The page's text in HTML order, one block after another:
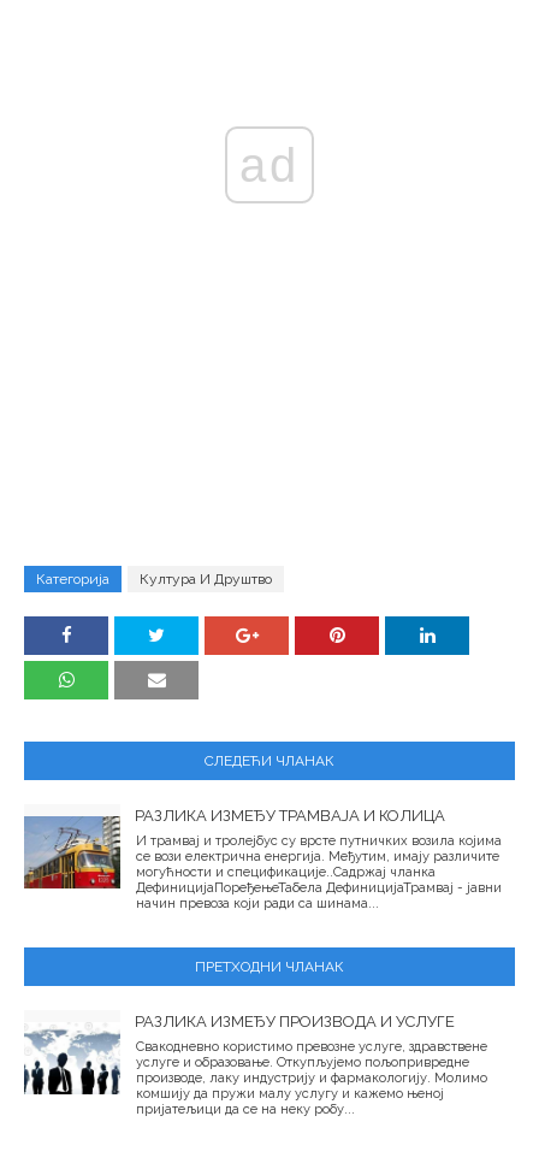
ad
Категорија Култура И Друштво
СЛЕДЕЋИ ЧЛАНАК
РАЗЛИКА ИЗМЕЂУ ТРАМВАЈА И КОЛИЦА
И трамвај и тролејбус су врсте путничких возила којима
се вози електрична енергија. Међутим, имају различите
могућности и спецификације..Садржај чланка
ДефиницијаПоређењеТабела ДефиницијаТрамвај - јавни
начин превоза који ради са шинама...
ПРЕТХОДНИ ЧЛАНАК
РАЗЛИКА ИЗМЕЂУ ПРОИЗВОДА И УСЛУГЕ
Свакодневно користимо превозне услуге, здравствене
услуге и образовање. Откупљујемо пољопривредне
производе, лаку индустрију и фармакологију. Молимо
комшију да пружи малу услугу и кажемо њеној
пријатељици да се на неку робу...